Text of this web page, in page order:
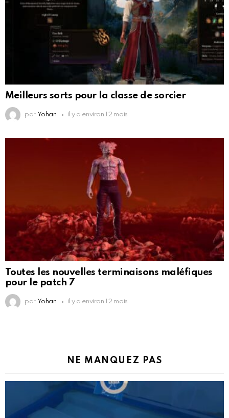
Meilleurs sorts pour la classe de sorcier
par Yohan il y a environ 12 mois
Toutes les nouvelles terminaisons maléfiques
pour le patch 7
par Yohan il y a environ 12 mois
NE MANQUEZ PAS